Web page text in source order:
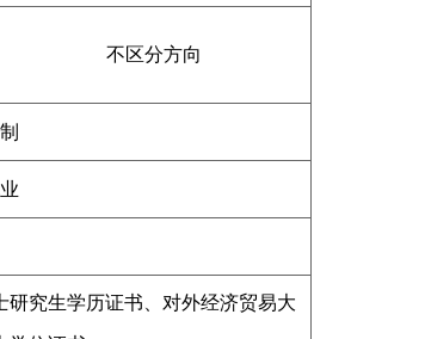
不区分方向
究生学历证书、对外经济贸易大